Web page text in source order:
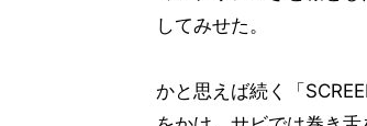
してみせた。
かと思えば続く「